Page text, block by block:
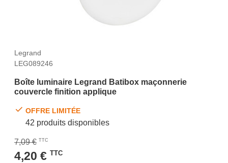
Legrand
LEG089246
Boîte luminaire Legrand Batibox maçonnerie
couvercle finition applique
OFFRE LIMITÉE
42 produits disponibles
7,09 € TTC
4,20 € TTC